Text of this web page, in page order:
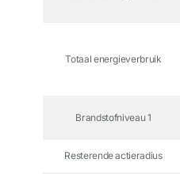
Totaal energieverbruik
Brandstofniveau 1
Resterende actieradius